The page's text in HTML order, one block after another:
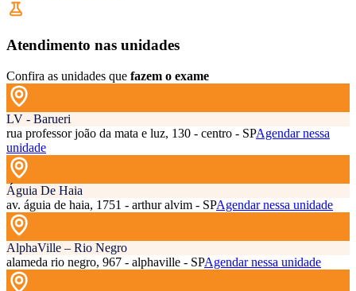
Atendimento nas unidades
Confira as unidades que fazem o exame
LV - Barueri
rua professor joão da mata e luz, 130 - centro - SPAgendar nessa
unidade
Águia De Haia
av. águia de haia, 1751 - arthur alvim - SPAgendar nessa unidade
AlphaVille – Rio Negro
alameda rio negro, 967 - alphaville - SPAgendar nessa unidade